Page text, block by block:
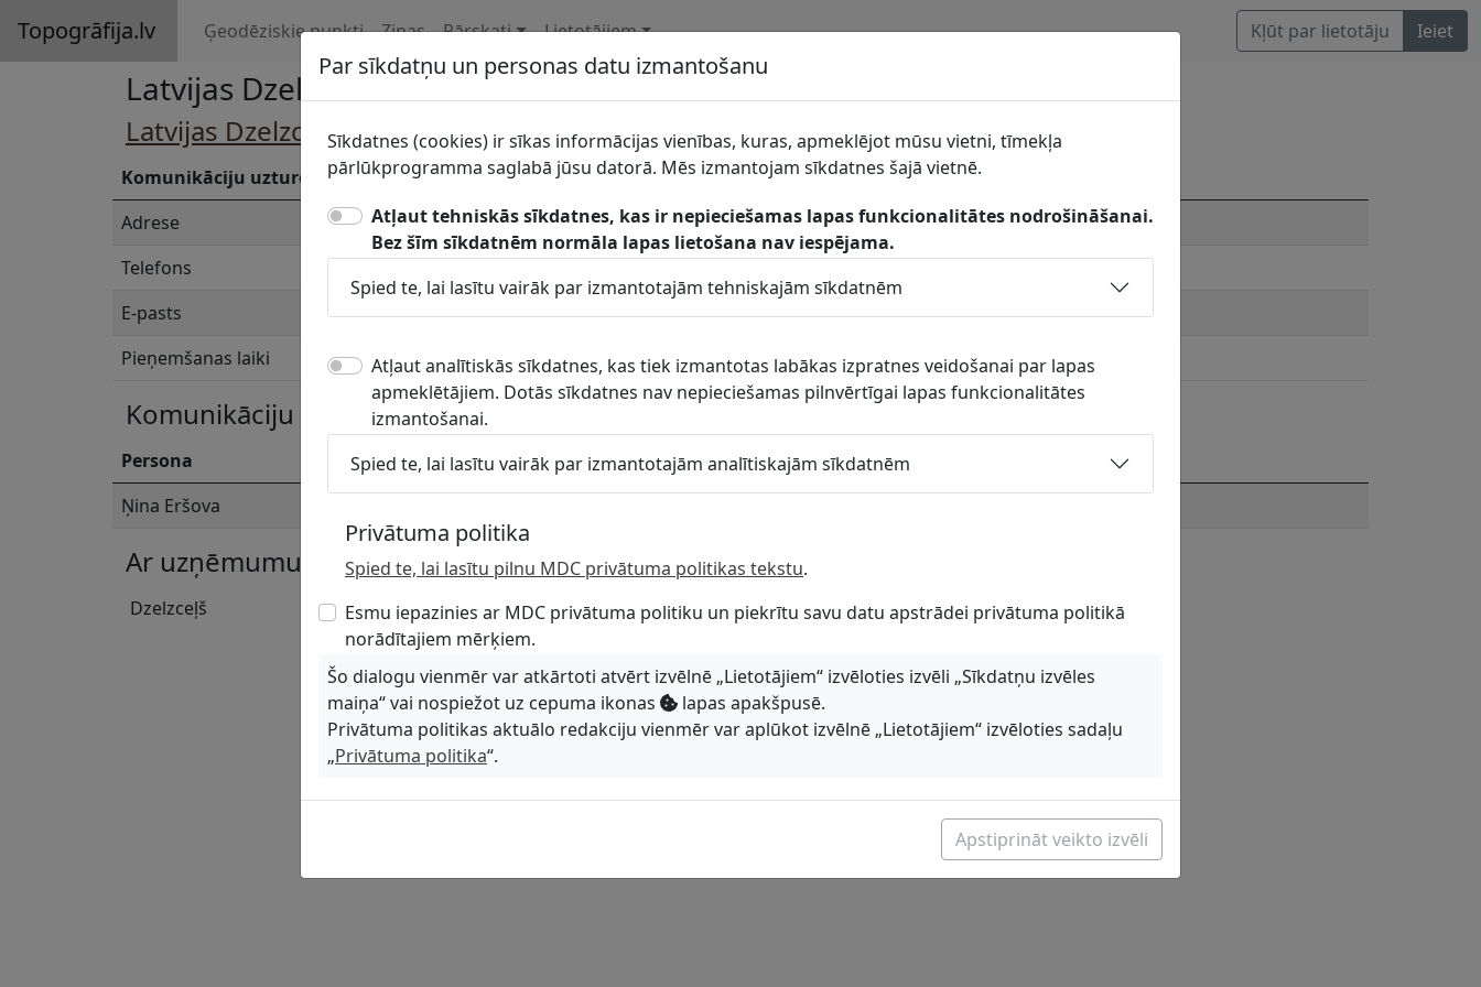
Topogrāfija.lv Ģeodēziskie punkti Ziņas Pārskati Lietotājiem Kļūt par lietotāju Ieiet
Latvijas Dzelzceļš, VAS Signalizācijas un sakaru distance Sakaru kabeļi
Latvijas Dzelzceļš, VASstruktūrvienība
Komunikāciju uzturētājs
Latvijas Dzelzceļš, VAS Signalizācijas un sakaru distance Sakaru kabeļi
Adrese
Turgeņeva ielā 14, Rīgā
Telefons
E-pasts
nav datu
Pieņemšanas laiki
darba laikā
Komunikāciju turētāja kontaktpersonas
Persona Telefons
Ņina Eršova
Ar uzņēmumu skaņojamās komunikāciju grupas
Dzelzceļš
Par sīkdatņu un personas datu izmantošanu
Sīkdatnes (cookies) ir sīkas informācijas vienības, kuras, apmeklējot mūsu vietni, tīmekļa
pārlūkprogramma saglabā jūsu datorā. Mēs izmantojam sīkdatnes šajā vietnē.
Atļaut tehniskās sīkdatnes, kas ir nepieciešamas lapas funkcionalitātes nodrošināšanai.
Bez šīm sīkdatnēm normāla lapas lietošana nav iespējama.
Spied te, lai lasītu vairāk par izmantotajām tehniskajām sīkdatnēm
Atļaut analītiskās sīkdatnes, kas tiek izmantotas labākas izpratnes veidošanai par lapas
apmeklētājiem. Dotās sīkdatnes nav nepieciešamas pilnvērtīgai lapas funkcionalitātes
izmantošanai.
Spied te, lai lasītu vairāk par izmantotajām analītiskajām sīkdatnēm
Privātuma politika
Spied te, lai lasītu pilnu MDC privātuma politikas tekstu.
Esmu iepazinies ar MDC privātuma politiku un piekrītu savu datu apstrādei privātuma politikā
norādītajiem mērķiem.
Šo dialogu vienmēr var atkārtoti atvērt izvēlnē „Lietotājiem“ izvēloties izvēli „Sīkdatņu izvēles
maiņa“ vai nospiežot uz cepuma ikonas
lapas apakšpusē.
Privātuma politikas aktuālo redakciju vienmēr var aplūkot izvēlnē „Lietotājiem“ izvēloties sadaļu
„Privātuma politika“.
Apstiprināt veikto izvēli